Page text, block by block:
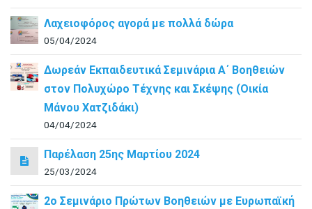
Λαχειοφόρος αγορά με πολλά δώρα
05/04/2024
Δωρεάν Εκπαιδευτικά Σεμινάρια Α΄ Βοηθειών
στον Πολυχώρο Τέχνης και Σκέψης (Οικία
Μάνου Χατζιδάκι)
04/04/2024
Παρέλαση 25ης Μαρτίου 2024
25/03/2024
2ο Σεμινάριο Πρώτων Βοηθειών με Ευρωπαϊκή